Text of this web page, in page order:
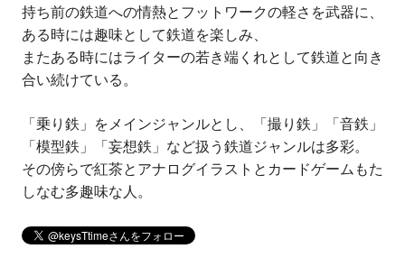
持ち前の鉄道への情熱とフットワークの軽さを武器に、
ある時には趣味として鉄道を楽しみ、
またある時にはライターの若き端くれとして鉄道と向き
合い続けている。
「乗り鉄」をメインジャンルとし、「撮り鉄」「音鉄」
「模型鉄」「妄想鉄」など扱う鉄道ジャンルは多彩。
その傍らで紅茶とアナログイラストとカードゲームもた
しなむ多趣味な人。